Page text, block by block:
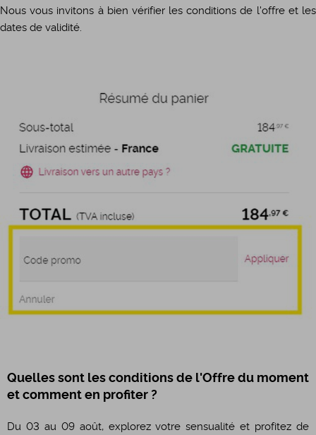
Nous vous invitons à bien vérifier les conditions de l'offre et les
dates de validité.
Quelles sont les conditions de l'Offre du moment
et comment en profiter ?
Du 03 au 09 août, explorez votre sensualité et profitez de